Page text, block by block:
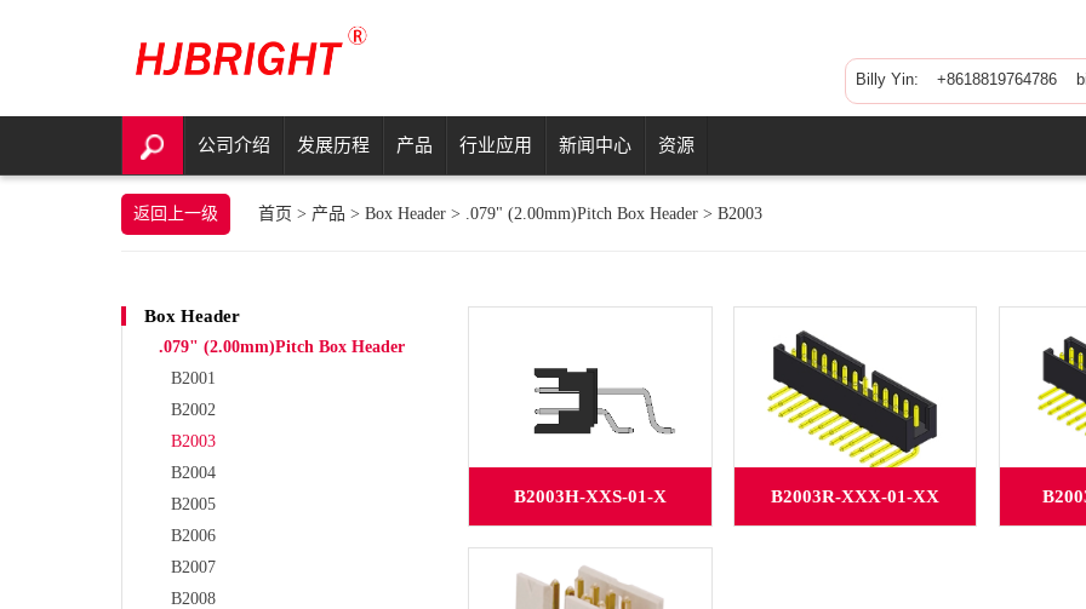
Billy Yin: +8618819764786
公司介绍 发展历程 产品 行业应用 新闻中心 资源
返回上一级 首页 > 产品 > Box Header > .079" (2.00mm)Pitch Box Header > B2003
Box Header
.079" (2.00mm)Pitch Box Header
B2001
B2002
B2003
B2004
B2005
B2006
B2007
B2008
B2003H-XXS-01-X B2003R-XXX-01-XX